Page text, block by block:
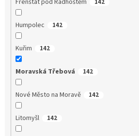
Frenštát pod Radhoštěm 142
Humpolec 142
Kuřim 142
Moravská Třebová 142
Nové Město na Moravě 142
Litomyšl 142